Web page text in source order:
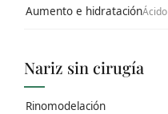
Aumento e hidratación
Nariz sin cirugía
Rinomodelación